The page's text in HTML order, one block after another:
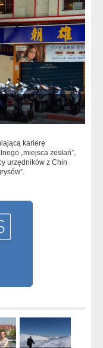
karierę
„miejsca zesłań”,
urzędników z Chin